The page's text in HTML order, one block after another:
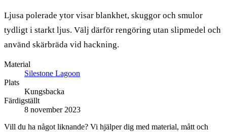
Ljusa polerade ytor visar blankhet, skuggor och smulor
tydligt i starkt ljus. Välj därför rengöring utan slipmedel och
använd skärbräda vid hackning.
Material
Silestone Lagoon
Plats
Kungsbacka
Färdigställt
8 november 2023
Vill du ha något liknande? Vi hjälper dig med material, mått och